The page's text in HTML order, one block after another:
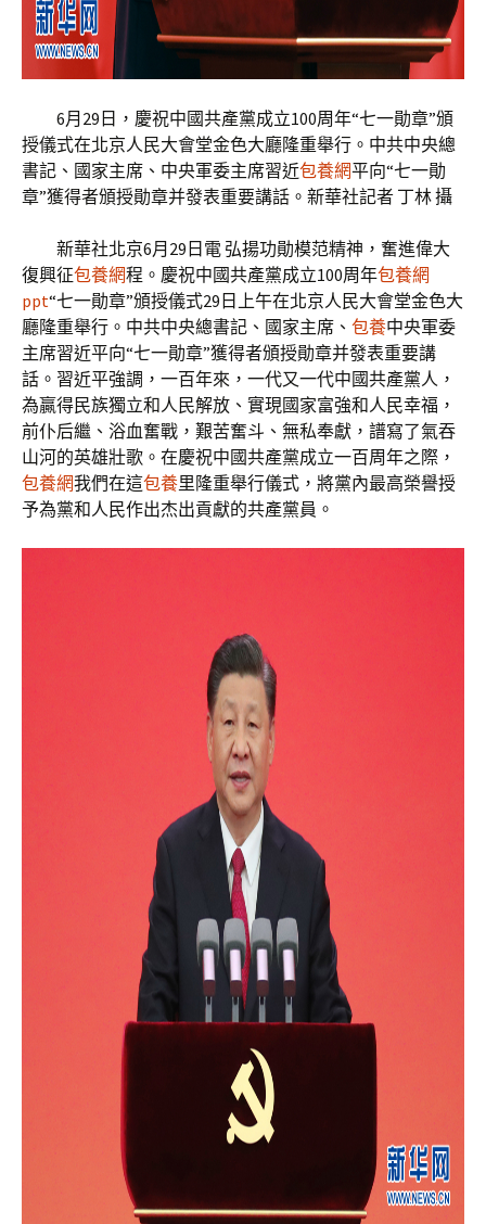
6月29日，慶祝中國共產黨成立100周年“七一勛章”頒
授儀式在北京人民大會堂金色大廳隆重舉行。中共中央總
書記、國家主席、中央軍委主席習近包養網平向“七一勛
章”獲得者頒授勛章并發表重要講話。新華社記者 丁林 攝
新華社北京6月29日電 弘揚功勛模范精神，奮進偉大
復興征包養網程。慶祝中國共產黨成立100周年包養網
ppt“七一勛章”頒授儀式29日上午在北京人民大會堂金色大
廳隆重舉行。中共中央總書記、國家主席、 包養中央軍委
主席習近平向“七一勛章”獲得者頒授勛章并發表重要講
話。習近平強調，一百年來，一代又一代中國共產黨人，
為贏得民族獨立和人民解放、實現國家富強和人民幸福，
前仆后繼、浴血奮戰，艱苦奮斗、無私奉獻，譜寫了氣吞
山河的英雄壯歌。在慶祝中國共產黨成立一百周年之際，
包養網我們在這包養里隆重舉行儀式，將黨內最高榮譽授
予為黨和人民作出杰出貢獻的共產黨員。